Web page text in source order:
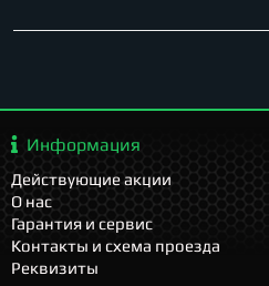
Информация
Действующие акции
О нас
Гарантия и сервис
Контакты и схема проезда
Реквизиты